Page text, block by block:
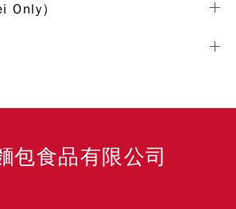
Only）
包食品有限公司